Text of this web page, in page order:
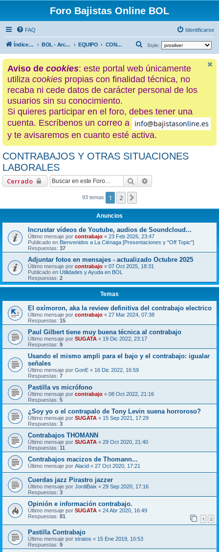
Foro Bajistas Online BOL
FAQ Identificarse
Índice general BOL - Archivo histórico EQUIPO CONTRABAJOS Y OTRAS SITUACIONES LABORALES Style:
u
c
a
Aviso de cookies: este portal web únicamente
utiliza cookies propias con finalidad técnica, no
recaba ni cede datos de carácter personal de los
usuarios sin su conocimiento.
Si quieres participar en el foro, debes tener una
cuenta. Escríbenos un correo a
y te avisaremos en cuanto esté activa.
CONTRABAJOS Y OTRAS SITUACIONES
LABORALES
Cerrado Buscar
93 temas 1 2
Anuncios
Incrustar vídeos de Youtube, audios de Soundcloud...
Último mensaje por contrabajo « 23 Feb 2026, 23:47
Publicado en Bienvenidos a La Ciénaga [Presentaciones y "Off Topic"]
Respuestas: 37
Adjuntar fotos en mensajes - actualizado Octubre 2025
Último mensaje por contrabajo « 07 Oct 2025, 18:31
Publicado en Utilidades y Ayuda en BOL
Respuestas: 2
Temas
El oxímoron, aka la review definitiva del contrabajo electrico
Último mensaje por contrabajo « 27 Mar 2024, 07:38
Respuestas: 15
Paul Gilbert tiene muy buena técnica al contrabajo
Último mensaje por SUGATA « 19 Dic 2022, 23:17
Respuestas: 9
Usando el mismo ampli para el bajo y el contrabajo: igualar
señales
Último mensaje por GonE « 16 Dic 2022, 16:59
Respuestas: 7
Pastilla vs micrófono
Último mensaje por contrabajo « 08 Oct 2022, 21:16
Respuestas: 5
¿Soy yo o el contrapalo de Tony Levin suena horroroso?
Último mensaje por SUGATA « 15 Sep 2021, 17:29
Respuestas: 3
Contrabajos THOMANN
Último mensaje por SUGATA « 29 Oct 2020, 21:40
Respuestas: 11
Contrabajos macizos de Thomann...
Último mensaje por Alacid « 27 Oct 2020, 17:21
Cuerdas jazz Pirastro jazzer
Último mensaje por JordiBaix « 29 Sep 2020, 17:16
Respuestas: 3
Opinión e información contrabajo.
Último mensaje por SUGATA « 24 Abr 2020, 16:49
Respuestas: 81 1 2
Pastilla Contrabajo
Último mensaje por stratos « 15 Ene 2019, 10:53
Respuestas: 9